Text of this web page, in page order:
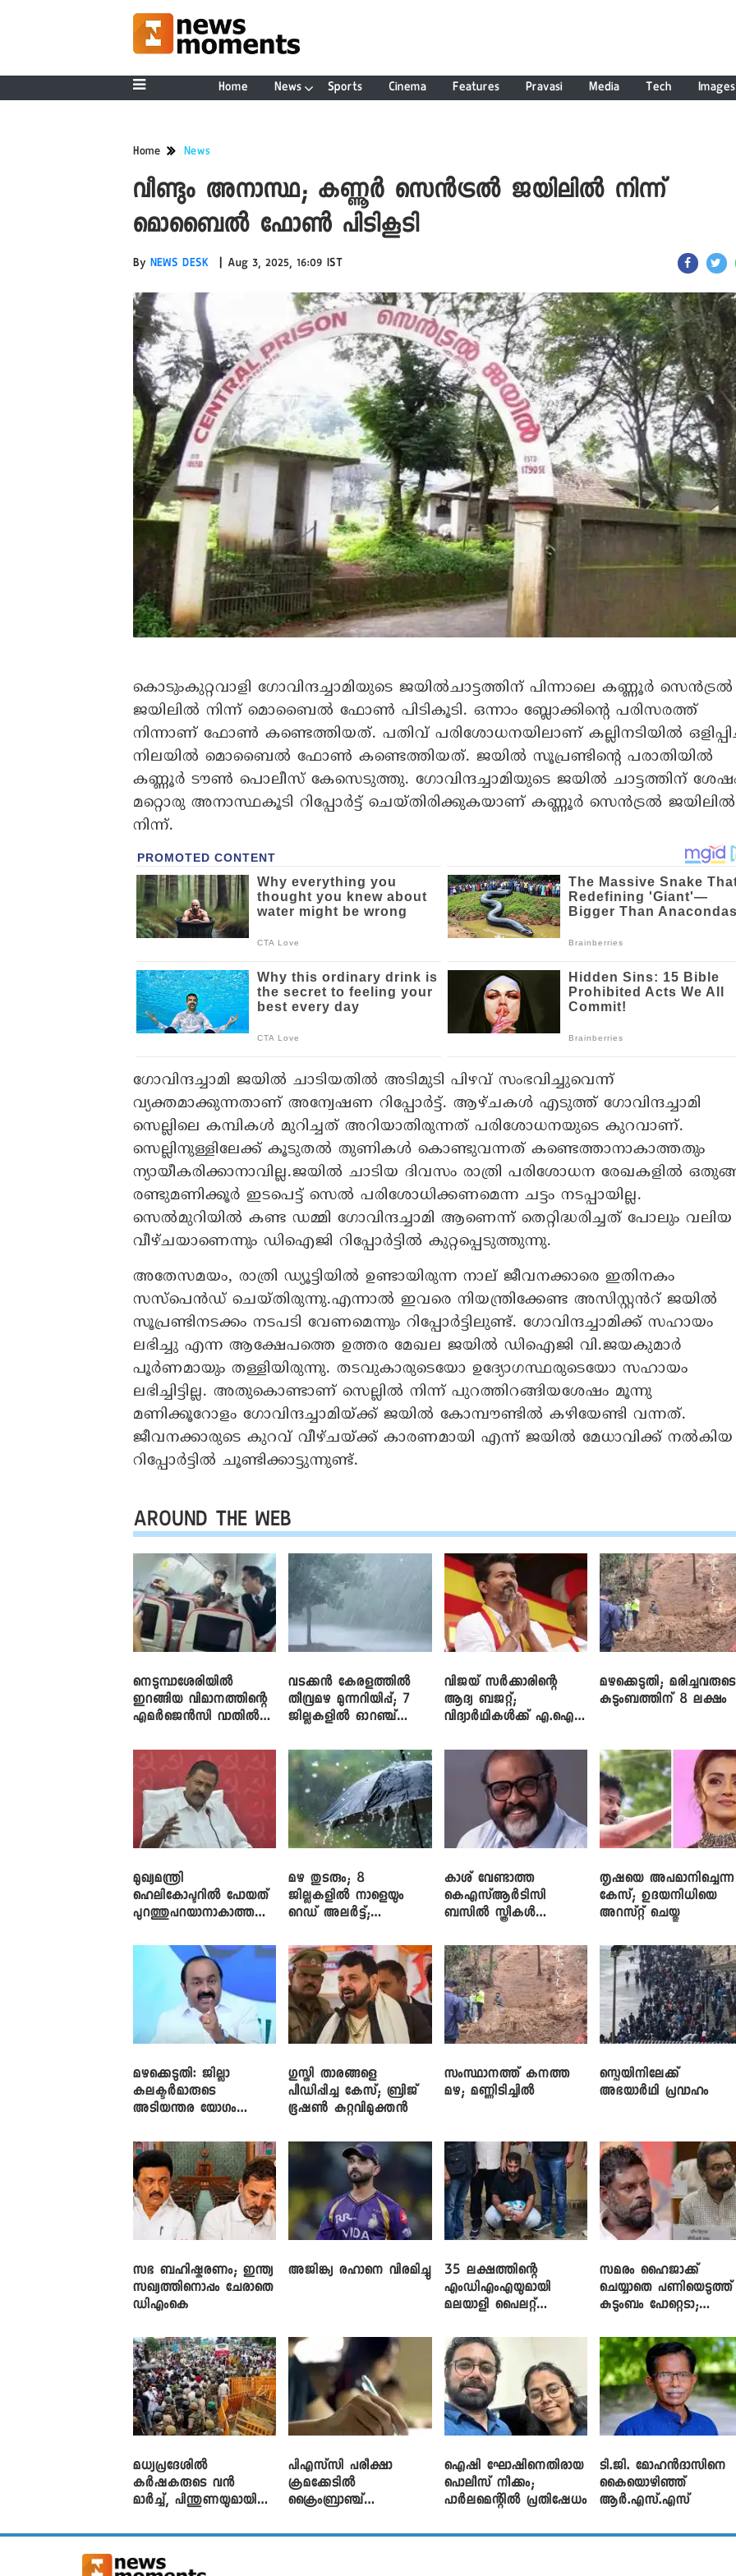
Home News Sports Cinema Features Pravasi Media Tech Images
Home News
വീണ്ടും അനാസ്ഥ; കണ്ണൂർ സെൻട്രൽ ജയിലിൽ നിന്ന്
മൊബൈൽ ഫോൺ പിടികൂടി
By NEWS DESK | Aug 3, 2025, 16:09 IST
കൊടുംകുറ്റവാളി ഗോവിന്ദച്ചാമിയുടെ ജയിൽചാട്ടത്തിന് പിന്നാലെ കണ്ണൂർ സെൻട്രൽ
ജയിലിൽ നിന്ന് മൊബൈൽ ഫോൺ പിടികൂടി. ഒന്നാം ബ്ലോക്കിന്റെ പരിസരത്ത്
നിന്നാണ് ഫോൺ കണ്ടെത്തിയത്. പതിവ് പരിശോധനയിലാണ് കല്ലിനടിയിൽ
നിലയിൽ മൊബൈൽ ഫോൺ കണ്ടെത്തിയത്. ജയിൽ സൂപ്രണ്ടിന്റെ പരാതിയിൽ
കണ്ണൂർ ടൗൺ പൊലീസ് കേസെടുത്തു. ഗോവിന്ദച്ചാമിയുടെ ജയിൽ ചാട്ടത്തിന്
മറ്റൊരു അനാസ്ഥകൂടി റിപ്പോർട്ട് ചെയ്തിരിക്കുകയാണ് കണ്ണൂർ സെൻട്രൽ ജയിലിൽ
നിന്ന്.
ഗോവിന്ദച്ചാമി ജയിൽ ചാടിയതിൽ അടിമുടി പിഴവ് സംഭവിച്ചുവെന്ന്
വ്യക്തമാക്കുന്നതാണ് അന്വേഷണ റിപ്പോർട്ട്. ആഴ്ചകൾ എടുത്ത് ഗോവിന്ദച്ചാമി
സെല്ലിലെ കമ്പികൾ മുറിച്ചത് അറിയാതിരുന്നത് പരിശോധനയുടെ കുറവാണ്.
സെല്ലിനുള്ളിലേക്ക് കൂടുതൽ തുണികൾ കൊണ്ടുവന്നത് കണ്ടെത്താനാകാത്തതും
ന്യായീകരിക്കാനാവില്ല.ജയിൽ ചാടിയ ദിവസം രാത്രി പരിശോധന രേഖകളിൽ
രണ്ടുമണിക്കൂർ ഇടപെട്ട് സെൽ പരിശോധിക്കണമെന്ന ചട്ടം നടപ്പായില്ല.
സെൽമുറിയിൽ കണ്ട ഡമ്മി ഗോവിന്ദച്ചാമി ആണെന്ന് തെറ്റിദ്ധരിച്ചത് പോലും വലിയ
വീഴ്ചയാണെന്നും ഡിഐജി റിപ്പോർട്ടിൽ കുറ്റപ്പെടുത്തുന്നു.
അതേസമയം, രാത്രി ഡ്യൂട്ടിയിൽ ഉണ്ടായിരുന്ന നാല് ജീവനക്കാരെ ഇതിനകം
സസ്പെൻഡ് ചെയ്തിരുന്നു.എന്നാൽ ഇവരെ നിയന്ത്രിക്കേണ്ട അസിസ്റ്റൻറ് ജയിൽ
സൂപ്രണ്ടിനടക്കം നടപടി വേണമെന്നും റിപ്പോർട്ടിലുണ്ട്. ഗോവിന്ദച്ചാമിക്ക് സഹായം
ലഭിച്ചു എന്ന ആക്ഷേപത്തെ ഉത്തര മേഖല ജയിൽ ഡിഐജി വി.ജയകുമാർ
പൂർണമായും തള്ളിയിരുന്നു. തടവുകാരുടെയോ ഉദ്യോഗസ്ഥരുടെയോ സഹായം
ലഭിച്ചിട്ടില്ല. അതുകൊണ്ടാണ് സെല്ലിൽ നിന്ന് പുറത്തിറങ്ങിയശേഷം മൂന്നു
മണിക്കൂറോളം ഗോവിന്ദച്ചാമിയ്ക്ക് ജയിൽ കോമ്പൗണ്ടിൽ കഴിയേണ്ടി വന്നത്.
ജീവനക്കാരുടെ കുറവ് വീഴ്ചയ്ക്ക് കാരണമായി എന്ന് ജയിൽ മേധാവിക്ക് നൽകിയ
റിപ്പോർട്ടിൽ ചൂണ്ടിക്കാട്ടുന്നുണ്ട്.
AROUND THE WEB
നെടുമ്പാശേരിയിൽ
ഇറങ്ങിയ വിമാനത്തിന്റെ
എമർജെൻസി വാതിൽ
വടക്കൻ കേരളത്തിൽ
തീവ്രമഴ മുന്നറിയിപ്പ്; 7
ജില്ലകളിൽ ഓറഞ്ച്
വിജയ് സർക്കാരിന്റെ
ആദ്യ ബജറ്റ്;
വിദ്യാർഥികൾക്ക് എ.ഐ
ലാപ്ടോപ്പുകളും
മഴക്കെടുതി; മരിച്ചവരുടെ
കുടുംബത്തിന് 8 ലക്ഷം
മുഖ്യമന്ത്രി
ഹെലികോപ്ടറിൽ പോയത്
പുറത്തുപറയാനാകാത്ത
ഗോവിന്ദൻ
മഴ തുടരും; 8
ജില്ലകളിൽ നാളെയും
റെഡ് അലർട്ട്;
അലർട്ട്
കാശ് വേണ്ടാത്ത
കെഎസ്ആർടിസി
ബസിൽ സ്ത്രീകൾ
ജോൺ
തൃഷയെ അപമാനിച്ചെന്ന
കേസ്; ഉദയനിധിയെ
അറസ്റ്റ് ചെയ്തു
മഴക്കെടുതി: ജില്ലാ
കലക്ടർമാരുടെ
അടിയന്തര യോഗം
​ഗുസ്തി താരങ്ങളെ
പീഡിപ്പിച്ച കേസ്; ബ്രിജ്
ഭൂഷൺ കുറ്റവിമുക്തൻ
സംസ്ഥാനത്ത് കനത്ത
മഴ; മണ്ണിടിച്ചിൽ
സ്പെയിനിലേക്ക്
അഭയാർഥി പ്രവാഹം
സഭ ബഹിഷ്കരണം; ഇന്ത്യ
സഖ്യത്തിനൊപ്പം ചേരാതെ
ഡിഎംകെ
അജിങ്ക്യ രഹാനെ വിരമിച്ചു
35 ലക്ഷത്തിന്റെ
എംഡിഎംഎയുമായി
മലയാളി പൈലറ്റ്
സമരം ഹൈജാക്ക്
ചെയ്യാതെ പണിയെടുത്ത്
കുടുംബം പോറ്റെടാ;
വിനായകൻ
മധ്യപ്രദേശിൽ
കർഷകരുടെ വൻ
മാർച്ച്, പിന്തുണയുമായി
പിഎസ്‌സി പരീക്ഷാ
ക്രമക്കേ‌ടിൽ
ക്രൈംബ്രാഞ്ച്
ഐഷി ഘോഷിനെതിരായ
പൊലീസ് നീക്കം;
പാര്‍ലമെന്റിൽ പ്രതിഷേധം
ടി.ജി. മോഹൻദാസിനെ
കൈയൊഴിഞ്ഞ്
ആർ.എസ്.എസ്